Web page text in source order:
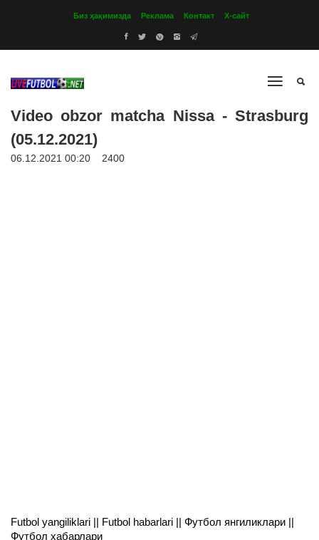
Биз ҳақимизда Реклама Контакт Х-сайт
Video obzor matcha Nissa - Strasburg
(05.12.2021)
06.12.2021 00:20 2400
Futbol yangiliklari || Futbol habarlari || Футбол янгиликлари ||
Футбол хабарлари